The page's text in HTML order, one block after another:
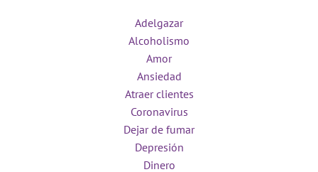
Adelgazar
Alcoholismo
Amor
Ansiedad
Atraer clientes
Coronavirus
Dejar de fumar
Depresión
Dinero